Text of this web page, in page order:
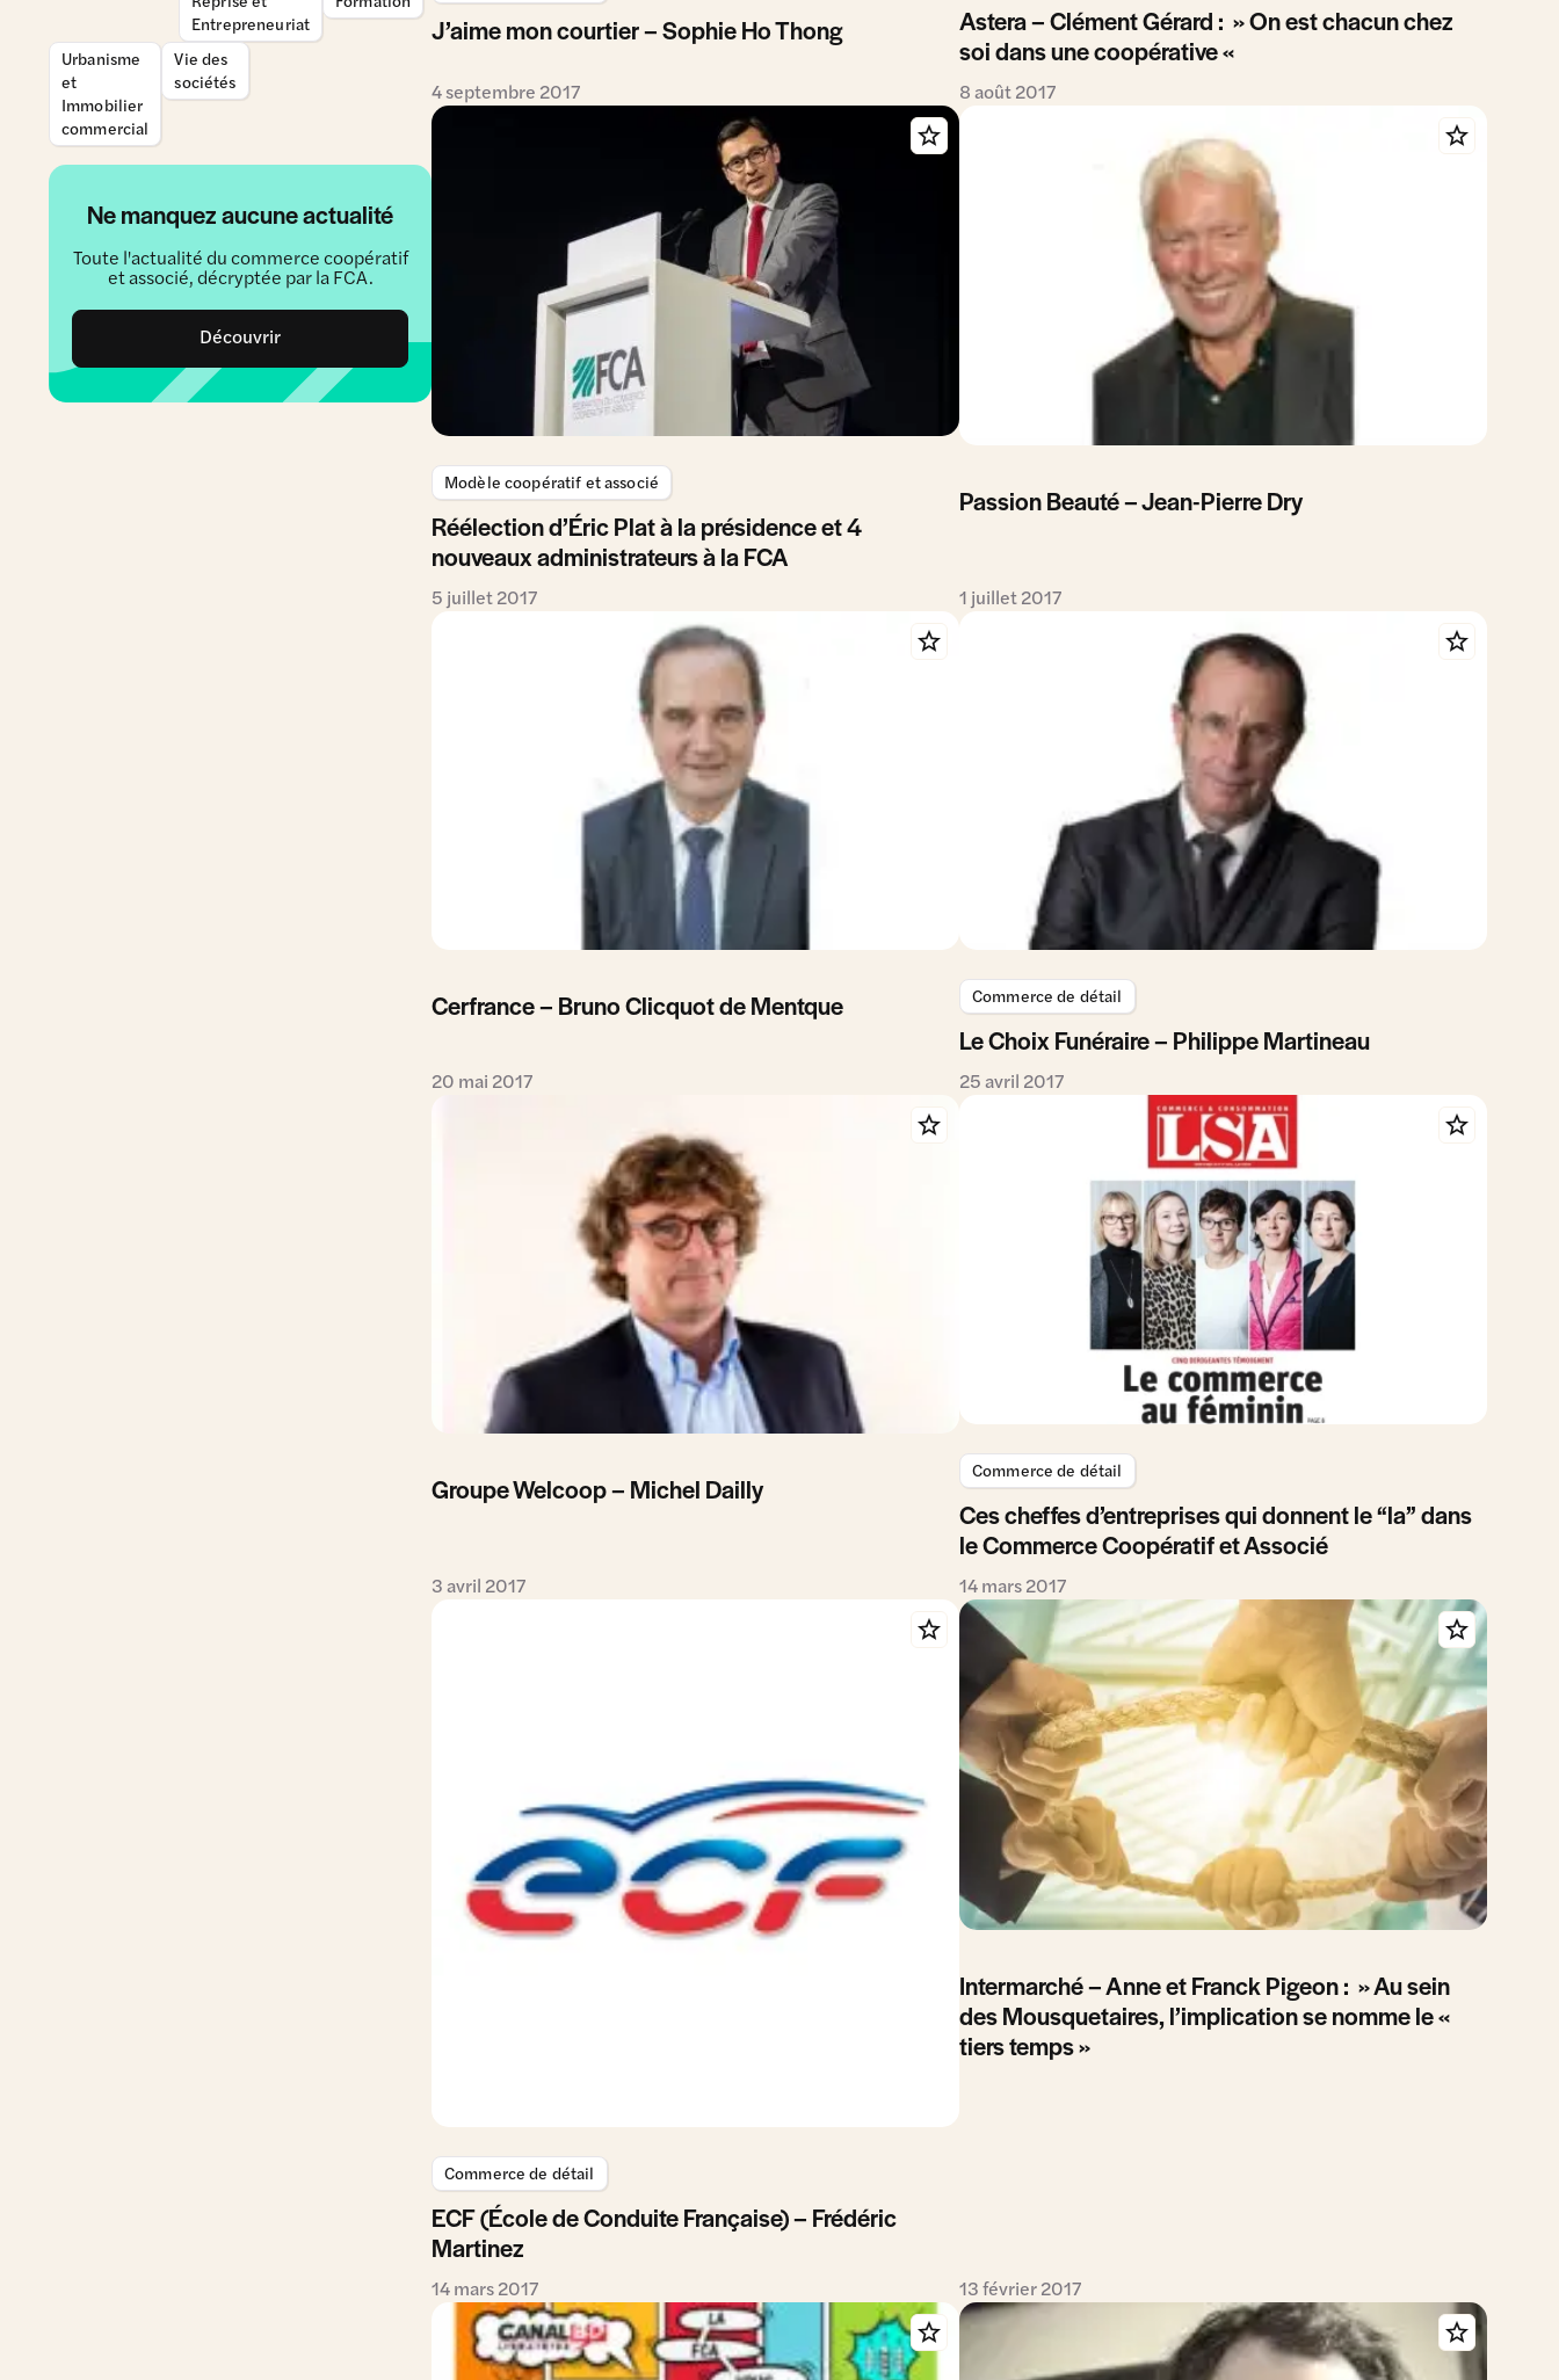
Entrepreneuriat
Urbanisme
et
Immobilier
commercial
Vie des
sociétés
Ne manquez aucune actualité
Toute l'actualité du commerce coopératif
et associé, décryptée par la FCA.
Découvrir
J’aime mon courtier – Sophie Ho Thong
4 septembre 2017
Astera – Clément Gérard : » On est chacun chez
soi dans une coopérative «
8 août 2017
Modèle coopératif et associé
Réélection d’Éric Plat à la présidence et 4
nouveaux administrateurs à la FCA
5 juillet 2017
Passion Beauté – Jean-Pierre Dry
1 juillet 2017
Cerfrance – Bruno Clicquot de Mentque
20 mai 2017
Commerce de détail
Le Choix Funéraire – Philippe Martineau
25 avril 2017
Groupe Welcoop – Michel Dailly
3 avril 2017
Commerce de détail
Ces cheffes d’entreprises qui donnent le “la” dans
le Commerce Coopératif et Associé
14 mars 2017
Commerce de détail
ECF (École de Conduite Française) – Frédéric
Martinez
14 mars 2017
Intermarché – Anne et Franck Pigeon : » Au sein
des Mousquetaires, l’implication se nomme le «
tiers temps »
13 février 2017